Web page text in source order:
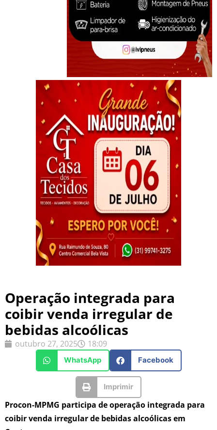
Operação integrada para
coibir venda irregular de
bebidas alcoólicas
outubro 27, 2025 18:09
WhatsApp Facebook
Imprimir
Procon-MPMG participa de operação integrada para
coibir venda irregular de bebidas alcoólicas em